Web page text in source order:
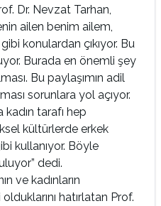
Dr. Nevzat Tarhan,
ailen benim ailem,
konulardan çıkıyor. Bu
Burada en önemli şey
Bu paylaşımın adil
sorunlara yol açıyor.
tarafı hep
kültürlerde erkek
kullanıyor. Böyle
dedi.
ve kadınların
hatırlatan Prof.